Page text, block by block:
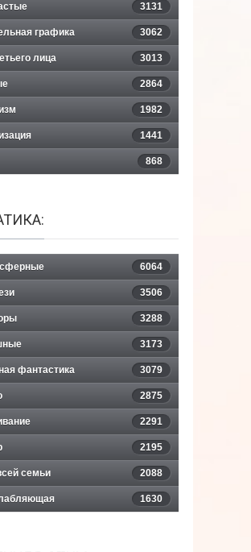
3131
графика 3062
лица 3013
2864
1982
1441
868
6064
3506
3288
3173
фантастика 3079
2875
2291
2195
семьи 2088
1630